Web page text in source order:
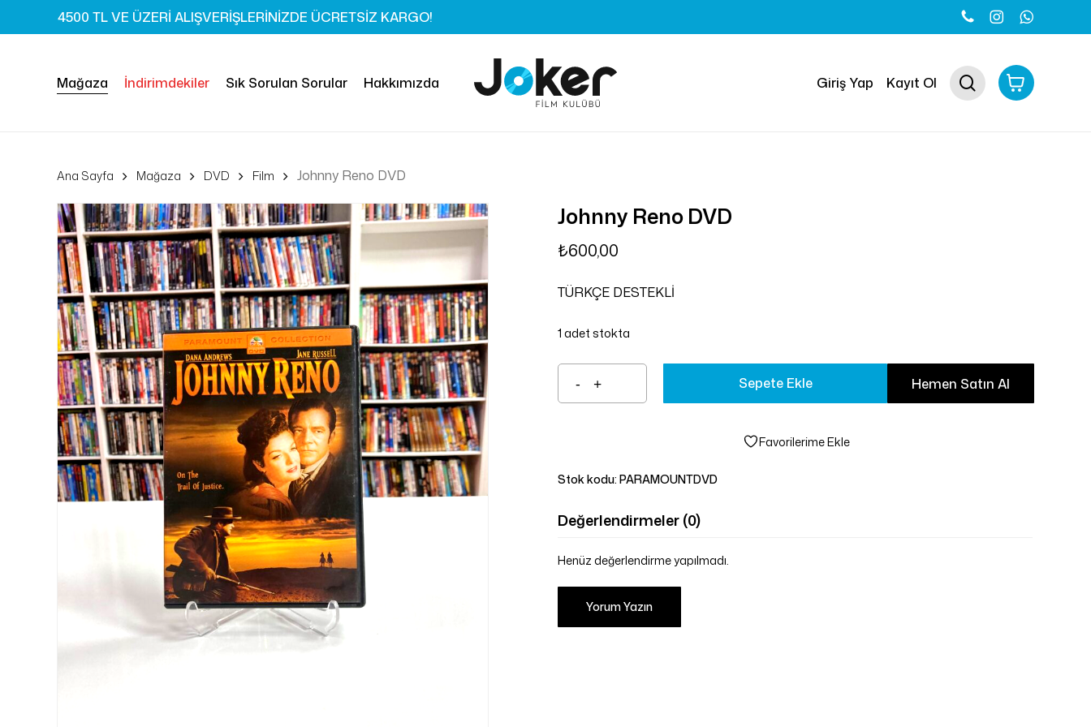
4500 TL VE ÜZERİ ALIŞVERİŞLERİNİZDE ÜCRETSİZ KARGO!
Mağaza İndirimdekiler Sık Sorulan Sorular Hakkımızda Giriş Yap Kayıt Ol search
Sepet Close
Ana Sayfa Mağaza DVD Film Johnny Reno DVD
Johnny Reno DVD
₺600,00
TÜRKÇE DESTEKLİ
1 adet stokta
Sepete Ekle Hemen Satın Al
Favorilerime Ekle
Stok kodu: PARAMOUNTDVD
Değerlendirmeler (0)
Henüz değerlendirme yapılmadı.
Yorum Yazın
olun
Değerlendirme yazabilmek için